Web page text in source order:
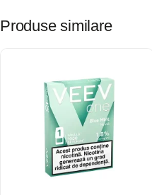
Produse similare